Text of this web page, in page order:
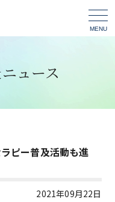
MENU
ュース
ピー普及活動も進
2021年09月22日